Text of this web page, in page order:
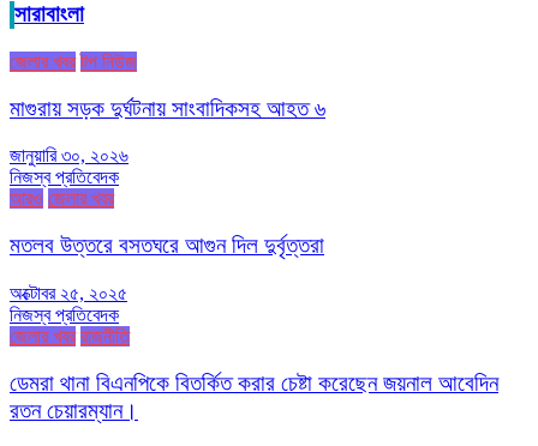
সারাবাংলা
জেলার খবর টপ নিউজ
মাগুরায় সড়ক দুর্ঘটনায় সাংবাদিকসহ আহত ৬
জানুয়ারি ৩০, ২০২৬
নিজস্ব প্রতিবেদক
আরও জেলার খবর
মতলব উত্তরে বসতঘরে আগুন দিল দুর্বৃত্তরা
অক্টোবর ২৫, ২০২৫
নিজস্ব প্রতিবেদক
জেলার খবর রাজনীতি
ডেমরা থানা বিএনপিকে বিতর্কিত করার চেষ্টা করেছেন জয়নাল আবেদিন
রতন চেয়ারম্যান।